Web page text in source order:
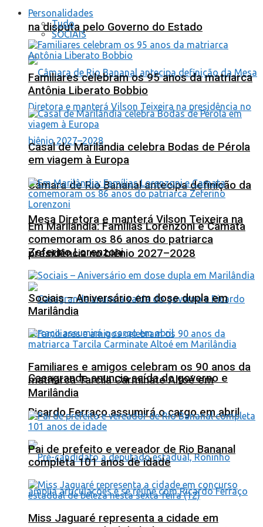
na disputa pelo Governo do Estado
Câmara de Rio Bananal antecipa definição da
Mesa Diretora e manterá Vilson Teixeira na
presidência no biênio 2027–2028
Casagrande anuncia saída do governo e
Ricardo Ferraço assumirá o cargo em abril
Personalidades
Tudo
SOCIAIS
Familiares celebram os 95 anos da matriarca
Antônia Liberato Bobbio
Casal de Marilândia celebra Bodas de Pérola
em viagem à Europa
Em Marilândia: Famílias Lorenzoni e Camata
comemoram os 86 anos do patriarca
Zeferino Lorenzoni
Sociais – Aniversário em dose dupla em
Marilândia
Familiares e amigos celebram os 90 anos da
matriarca Tarcila Carminate Altoé em
Marilândia
Pai de prefeito e vereador de Rio Bananal
completa 101 anos de idade
Miss Jaguaré representa a cidade em